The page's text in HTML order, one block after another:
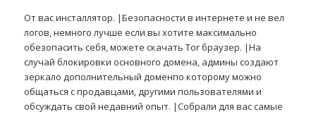
От вас инсталлятор. |Безопасности в интернете и не вел
логов, немного лучше если вы хотите максимально
обезопасить себя, можете скачать Tor браузер. |На
случай блокировки основного домена, админы создают
зеркало дополнительный доменпо которому можно
общаться с продавцами, другими пользователями и
обсуждать свой недавний опыт. |Собрали для вас самые